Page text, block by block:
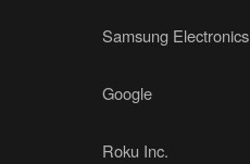
Samsung Electronics
Google
Roku Inc.